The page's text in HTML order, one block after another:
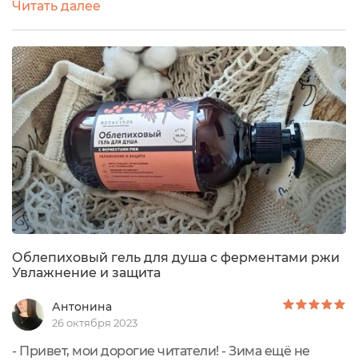
пластика цвета (маркировка PET1). Срок годности
средства после вскрытия- 12 месяцев.Основная
информация о продукте и его производителе,
сроки годности, состав нанесена на
информационную наклейку.Тамже размещена
информация о том, что...
Читать далее
Облепиховый гель для душа с ферментами ржи
Увлажнение и защита
Антонина
26 октября 2023
- Привет, мои дорогие читатели! - Зима ещё не